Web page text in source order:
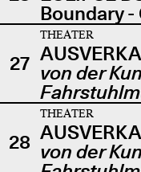
Boundary -
27
THEATER
von der
28
THEATER
von der